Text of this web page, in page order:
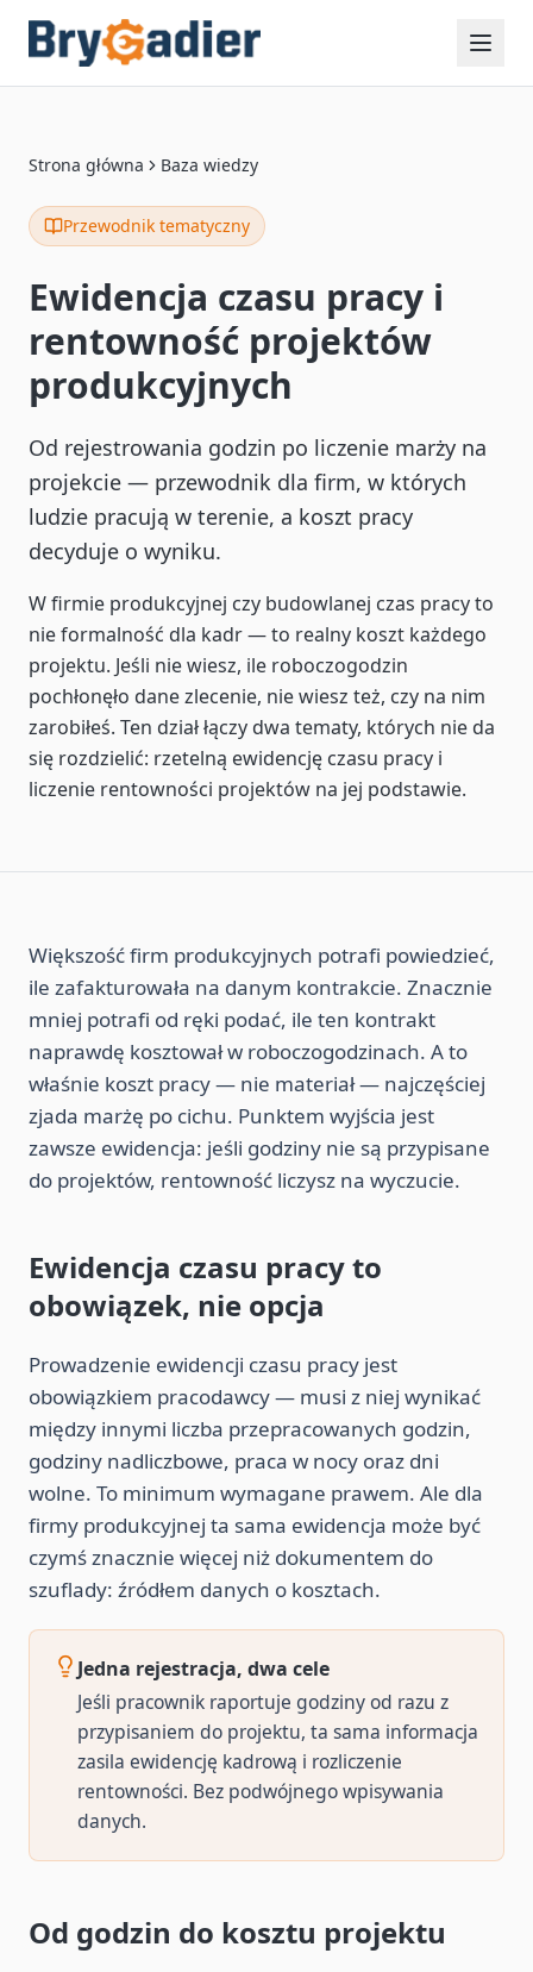
Strona główna Baza wiedzy
Przewodnik tematyczny
Ewidencja czasu pracy i
rentowność projektów
produkcyjnych
Od rejestrowania godzin po liczenie marży na
projekcie — przewodnik dla firm, w których
ludzie pracują w terenie, a koszt pracy
decyduje o wyniku.
W firmie produkcyjnej czy budowlanej czas pracy to
nie formalność dla kadr — to realny koszt każdego
projektu. Jeśli nie wiesz, ile roboczogodzin
pochłonęło dane zlecenie, nie wiesz też, czy na nim
zarobiłeś. Ten dział łączy dwa tematy, których nie da
się rozdzielić: rzetelną ewidencję czasu pracy i
liczenie rentowności projektów na jej podstawie.
Większość firm produkcyjnych potrafi powiedzieć,
ile zafakturowała na danym kontrakcie. Znacznie
mniej potrafi od ręki podać, ile ten kontrakt
naprawdę kosztował w roboczogodzinach. A to
właśnie koszt pracy — nie materiał — najczęściej
zjada marżę po cichu. Punktem wyjścia jest
zawsze ewidencja: jeśli godziny nie są przypisane
do projektów, rentowność liczysz na wyczucie.
Ewidencja czasu pracy to
obowiązek, nie opcja
Prowadzenie ewidencji czasu pracy jest
obowiązkiem pracodawcy — musi z niej wynikać
między innymi liczba przepracowanych godzin,
godziny nadliczbowe, praca w nocy oraz dni
wolne. To minimum wymagane prawem. Ale dla
firmy produkcyjnej ta sama ewidencja może być
czymś znacznie więcej niż dokumentem do
szuflady: źródłem danych o kosztach.
Jedna rejestracja, dwa cele
Jeśli pracownik raportuje godziny od razu z
przypisaniem do projektu, ta sama informacja
zasila ewidencję kadrową i rozliczenie
rentowności. Bez podwójnego wpisywania
danych.
Od godzin do kosztu projektu